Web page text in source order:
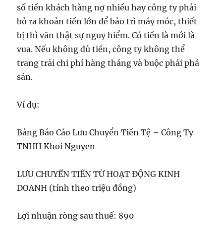
số tiền khách hàng nợ nhiều hay công ty phải
bỏ ra khoản tiền lớn để bảo trì máy móc, thiết
bị thì vẫn thật sự nguy hiểm. Có tiền là mới là
vua. Nếu không đủ tiền, công ty không thể
trang trải chi phí hàng tháng và buộc phải phá
sản.
Ví dụ:
Bảng Báo Cáo Lưu Chuyển Tiền Tệ – Công Ty
TNHH Khoi Nguyen
LƯU CHUYỂN TIỀN TỪ HOẠT ĐỘNG KINH
DOANH (tính theo triệu đồng)
Lợi nhuận ròng sau thuế: 890